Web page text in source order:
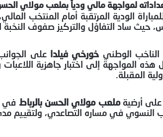
لمواجهة مالي ودياً بملعب مولاي
الودية المرتقبة أمام المنتخب
حيث ساد التفاؤل والتركيز صفوف النخبة
الناخب الوطني خورخي فيلدا على
المواجهة إلى اختبار جاهزية اللاعبات
المقبلة.
على أرضيةملعب مولاي الحسن بالرباط في
النسوي في مساره التصاعدي، ولتقييم